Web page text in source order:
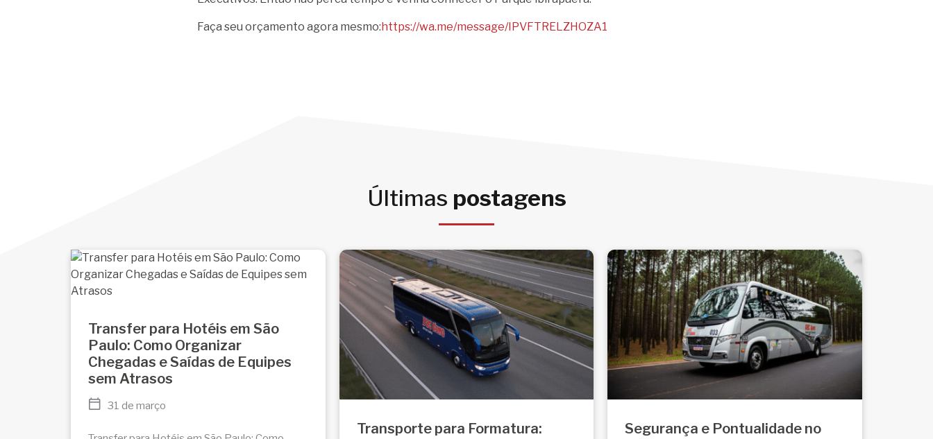
Faça seu orçamento agora mesmo:https://wa.me/message/IPVFTRELZHOZA1
Últimas postagens
Transfer para Hotéis em São
Paulo: Como Organizar
Chegadas e Saídas de Equipes
sem Atrasos
31 de março
Transporte para Formatura:
Segurança e Pontualidade no